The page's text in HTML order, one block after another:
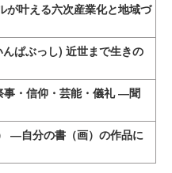
が叶える六次産業化と地域づ
ぱぶっし) 近世まで生きの
事・信仰・芸能・儀礼 ―聞
―自分の書（画）の作品に